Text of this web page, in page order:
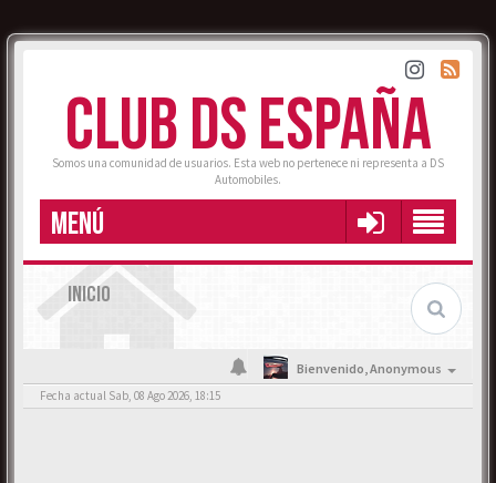
CLUB DS ESPAÑA
Somos una comunidad de usuarios. Esta web no pertenece ni representa a DS
Automobiles.
MENÚ
INICIO
Bienvenido,Anonymous
Fecha actual Sab, 08 Ago 2026, 18:15